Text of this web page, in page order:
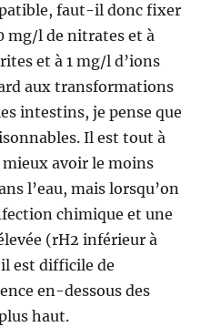
faut-il donc fixer
mg/l de nitrates et à
et à 1 mg/l d’ions
aux transformations
intestins, je pense que
Il est tout à
avoir le moins
l’eau, mais lorsqu’on
chimique et une
(rH2 inférieur à
est difficile de
en-dessous des
haut.